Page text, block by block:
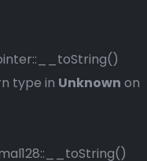
type in Unknown on